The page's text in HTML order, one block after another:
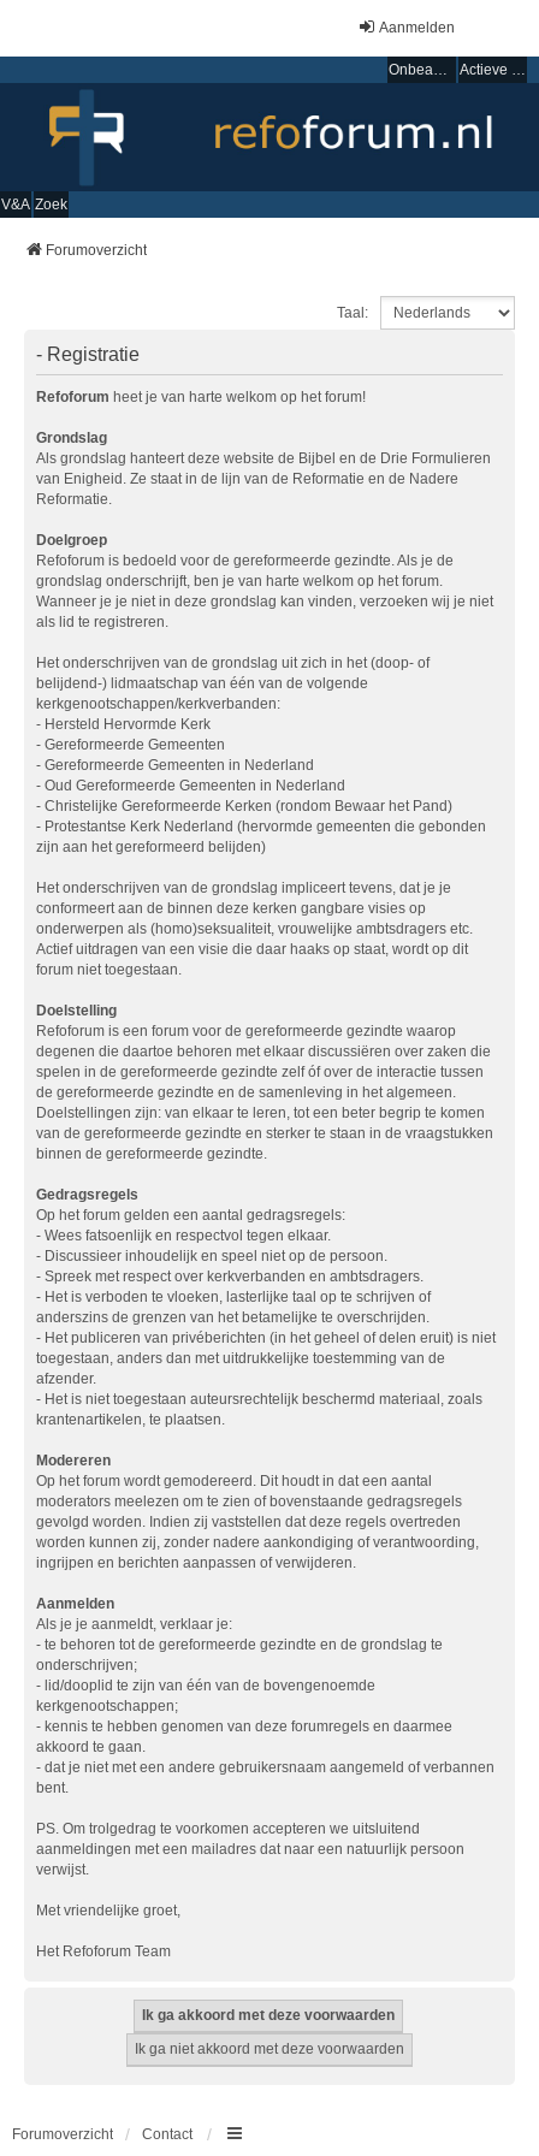
Aanmelden
Onbeantwoorde onderwerpen Actieve onderwerpen
V&A Zoek
Forumoverzicht
Taal:
- Registratie
Refoforum heet je van harte welkom op het forum!
Grondslag
Als grondslag hanteert deze website de Bijbel en de Drie Formulieren
van Enigheid. Ze staat in de lijn van de Reformatie en de Nadere
Reformatie.
Doelgroep
Refoforum is bedoeld voor de gereformeerde gezindte. Als je de
grondslag onderschrijft, ben je van harte welkom op het forum.
Wanneer je je niet in deze grondslag kan vinden, verzoeken wij je niet
als lid te registreren.
Het onderschrijven van de grondslag uit zich in het (doop- of
belijdend-) lidmaatschap van één van de volgende
kerkgenootschappen/kerkverbanden:
- Hersteld Hervormde Kerk
- Gereformeerde Gemeenten
- Gereformeerde Gemeenten in Nederland
- Oud Gereformeerde Gemeenten in Nederland
- Christelijke Gereformeerde Kerken (rondom Bewaar het Pand)
- Protestantse Kerk Nederland (hervormde gemeenten die gebonden
zijn aan het gereformeerd belijden)
Het onderschrijven van de grondslag impliceert tevens, dat je je
conformeert aan de binnen deze kerken gangbare visies op
onderwerpen als (homo)seksualiteit, vrouwelijke ambtsdragers etc.
Actief uitdragen van een visie die daar haaks op staat, wordt op dit
forum niet toegestaan.
Doelstelling
Refoforum is een forum voor de gereformeerde gezindte waarop
degenen die daartoe behoren met elkaar discussiëren over zaken die
spelen in de gereformeerde gezindte zelf óf over de interactie tussen
de gereformeerde gezindte en de samenleving in het algemeen.
Doelstellingen zijn: van elkaar te leren, tot een beter begrip te komen
van de gereformeerde gezindte en sterker te staan in de vraagstukken
binnen de gereformeerde gezindte.
Gedragsregels
Op het forum gelden een aantal gedragsregels:
- Wees fatsoenlijk en respectvol tegen elkaar.
- Discussieer inhoudelijk en speel niet op de persoon.
- Spreek met respect over kerkverbanden en ambtsdragers.
- Het is verboden te vloeken, lasterlijke taal op te schrijven of
anderszins de grenzen van het betamelijke te overschrijden.
- Het publiceren van privéberichten (in het geheel of delen eruit) is niet
toegestaan, anders dan met uitdrukkelijke toestemming van de
afzender.
- Het is niet toegestaan auteursrechtelijk beschermd materiaal, zoals
krantenartikelen, te plaatsen.
Modereren
Op het forum wordt gemodereerd. Dit houdt in dat een aantal
moderators meelezen om te zien of bovenstaande gedragsregels
gevolgd worden. Indien zij vaststellen dat deze regels overtreden
worden kunnen zij, zonder nadere aankondiging of verantwoording,
ingrijpen en berichten aanpassen of verwijderen.
Aanmelden
Als je je aanmeldt, verklaar je:
- te behoren tot de gereformeerde gezindte en de grondslag te
onderschrijven;
- lid/dooplid te zijn van één van de bovengenoemde
kerkgenootschappen;
- kennis te hebben genomen van deze forumregels en daarmee
akkoord te gaan.
- dat je niet met een andere gebruikersnaam aangemeld of verbannen
bent.
PS. Om trolgedrag te voorkomen accepteren we uitsluitend
aanmeldingen met een mailadres dat naar een natuurlijk persoon
verwijst.
Met vriendelijke groet,
Het Refoforum Team
Forumoverzicht Contact